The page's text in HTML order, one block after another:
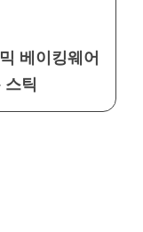
베이킹웨어
틱